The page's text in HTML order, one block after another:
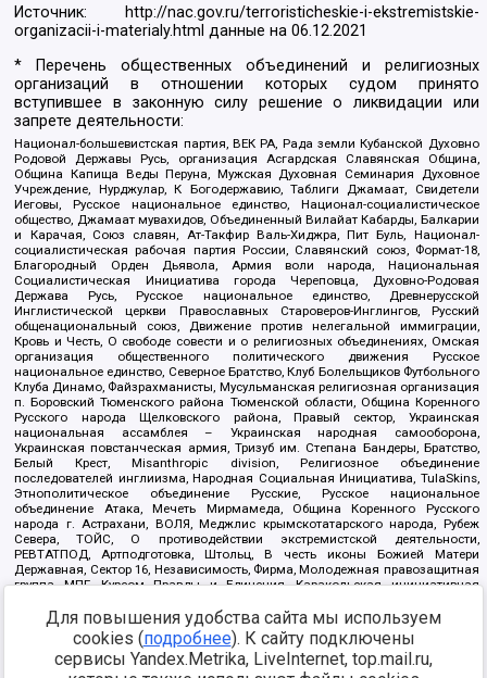
Источник:
http://nac.gov.ru/terroristicheskie-i-ekstremistskie-
organizacii-i-materialy.html данные на06.12.2021
* Перечень общественных объединений и религиозных
организаций в отношении которых судом принято
вступившее в законную силу решение о ликвидации или
запрете деятельности:
Национал-большевистская партия, ВЕК РА, Рада земли Кубанской Духовно
Родовой Державы Русь, организация Асгардская Славянская Община,
Община Капища Веды Перуна, Мужская Духовная Семинария Духовное
Учреждение, Нурджулар, К Богодержавию, Таблиги Джамаат, Свидетели
Иеговы, Русское национальное единство, Национал-социалистическое
общество, Джамаат мувахидов, Объединенный Вилайат Кабарды, Балкарии
и Карачая, Союз славян, Ат-Такфир Валь-Хиджра, Пит Буль, Национал-
социалистическая рабочая партия России, Славянский союз, Формат-18,
Благородный Орден Дьявола, Армия воли народа, Национальная
Социалистическая Инициатива города Череповца, Духовно-Родовая
Держава Русь, Русское национальное единство, Древнерусской
Инглистической церкви Православных Староверов-Инглингов, Русский
общенациональный союз, Движение против нелегальной иммиграции,
Кровь и Честь, О свободе совести и о религиозных объединениях, Омская
организация общественного политического движения Русское
национальное единство, Северное Братство, Клуб Болельщиков Футбольного
Клуба Динамо, Файзрахманисты, Мусульманская религиозная организация
п. Боровский Тюменского района Тюменской области, Община Коренного
Русского народа Щелковского района, Правый сектор, Украинская
национальная ассамблея – Украинская народная самооборона,
Украинская повстанческая армия, Тризуб им. Степана Бандеры, Братство,
Белый Крест, Misanthropic division, Религиозное объединение
последователей инглиизма, Народная Социальная Инициатива, TulaSkins,
Этнополитическое объединение Русские, Русское национальное
объединение Атака, Мечеть Мирмамеда, Община Коренного Русского
народа г. Астрахани, ВОЛЯ, Меджлис крымскотатарского народа, Рубеж
Севера, ТОЙС, О противодействии экстремистской деятельности,
РЕВТАТПОД, Артподготовка, Штольц, В честь иконы Божией Матери
Державная, Сектор 16, Независимость, Фирма, Молодежная правозащитная
группа МПГ, Курсом Правды и Единения, Каракольская инициативная
Благотворительный пансионат Ак Умут, Русская республика Русь,
Арестантское уголовное единство, Башкорт, Нация и свобода, W.H.С., Фалунь
Дафа, Иртыш Ultras, Русский Патриотический клуб-Новокузнецк/РПК,
Сибирский державный союз, Фонд борьбы с коррупцией, Фонд защиты прав
Для повышения удобства сайта мы используем
cookies (подробнее). К сайту подключены
сервисы Yandex.Metrika, LiveInternet, top.mail.ru,